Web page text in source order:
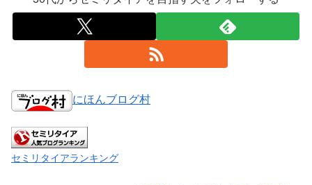
にほんブログ村
セミリタイアランキング